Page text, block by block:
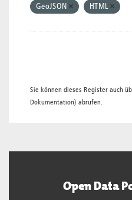
GeoJSON HTML
Sie können dieses Register auch
Dokumentation) abrufen.
Open Data